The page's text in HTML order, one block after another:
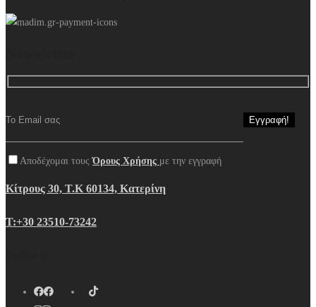
Αποδέχομαι τουςΌρους Χρήσης με την εγγραφή
Κίτρους 30, Τ.Κ 60134, Κατερίνη
Τ:+30 23510-73242